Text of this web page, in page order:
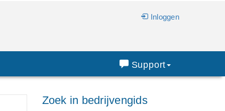
Inloggen
Support
Zoek in bedrijvengids